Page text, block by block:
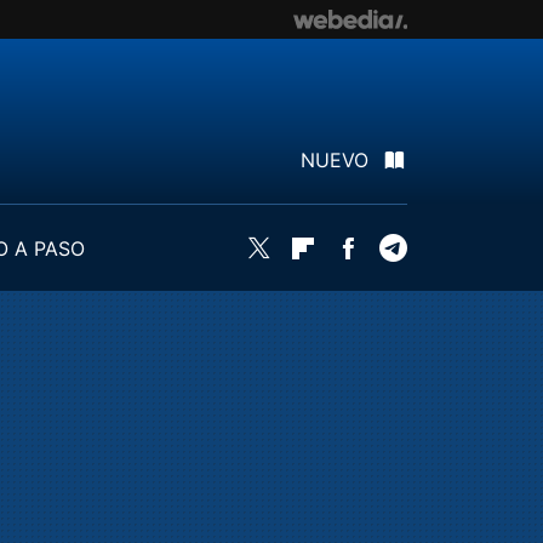
NUEVO
A PASO
Twitter FlipboardFacebook